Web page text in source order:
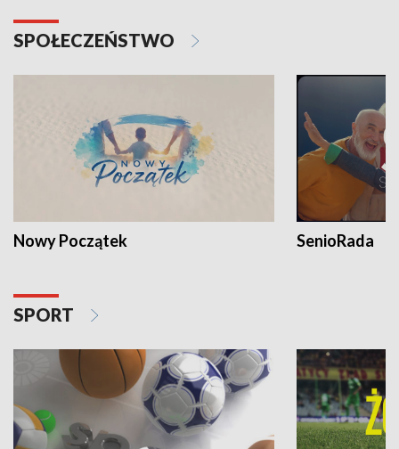
SPOŁECZEŃSTWO
Nowy Początek SenioRada
SPORT